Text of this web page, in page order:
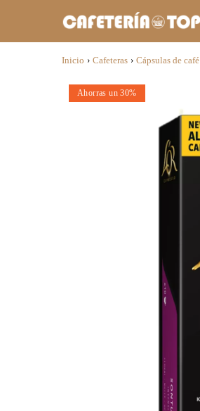
Inicio › Cafeteras › Cápsulas de café
Ahorras un 30%